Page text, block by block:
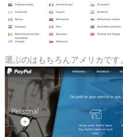
選ぶのはもちろんアメリカです。